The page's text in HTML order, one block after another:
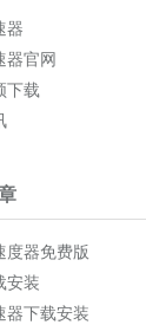
器
器官网
下载
度器免费版
安装
器下载安装